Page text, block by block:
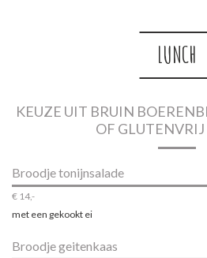
LUNCH
KEUZE UIT BRUIN
OF
Broodje tonijnsalade
€ 14,-
met een gekookt ei
Broodje geitenkaas